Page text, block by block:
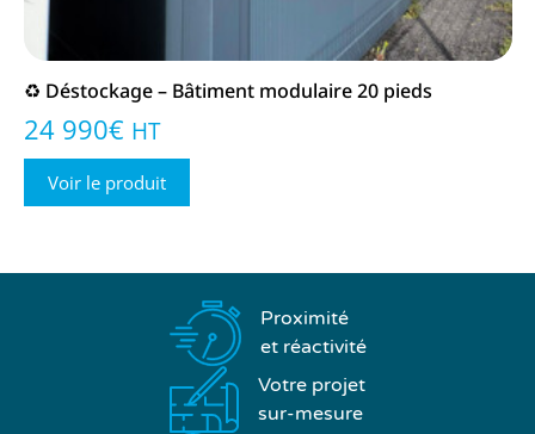
♻️ Déstockage – Bâtiment modulaire 20 pieds
24 990€ HT
Voir le produit
Proximité
et réactivité
Votre projet
sur-mesure